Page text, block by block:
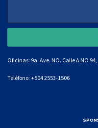
Oficinas: 9a. Ave. NO. Calle A NO
Teléfono: +504 2553-1506